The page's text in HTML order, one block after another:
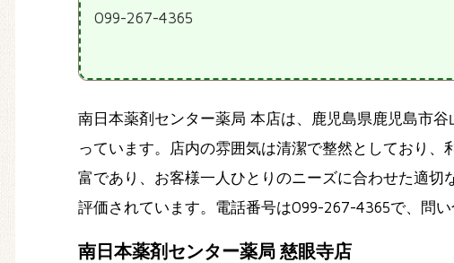
099-267-4365
南日本薬剤センター薬局 本店は、鹿児島県鹿児島市
っています。店内の雰囲気は清潔で整然としており
富であり、お客様一人ひとりのニーズに合わせた適
評価されています。電話番号は099-267-4365で、問い
南日本薬剤センター薬局 慈眼寺店